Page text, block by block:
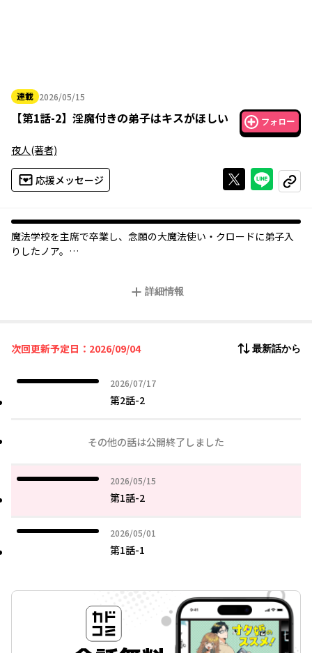
連載 2026/05/15
2026年05月15日
【第1話-2】 淫魔付きの弟子はキスがほしい フォロー
夜人(著者)
応援メッセージ Xで投稿する
ライン
コピー
魔法学校を主席で卒業し、念願の大魔法使い・クロードに弟子入
りしたノア。
詳細情報
次回更新予定日：2026/09/04 最新話から
2026/07/17
2026年07月17日
第2話-2
その他の話は公開終了しました
2026/05/15
2026年05月15日
第1話-2
2026/05/01
2026年05月01日
第1話-1